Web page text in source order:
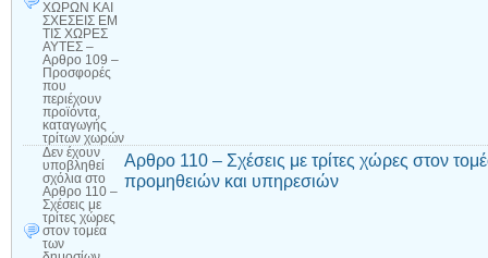
ΧΩΡΩΝ ΚΑΙ
ΣΧΕΣΕΙΣ ΕΜ
ΤΙΣ ΧΩΡΕΣ
ΑΥΤΕΣ –
Αρθρο 109 –
Προσφορές
που
περιέχουν
προϊόντα,
καταγωγής
τρίτων χωρών
Δεν έχουν
υποβληθεί
σχόλια στο
Αρθρο 110 –
Σχέσεις με
τρίτες χώρες
στον τομέα
των
Αρθρο 110 – Σχέσεις με τρίτες χώρες στον
προμηθειών και υπηρεσιών